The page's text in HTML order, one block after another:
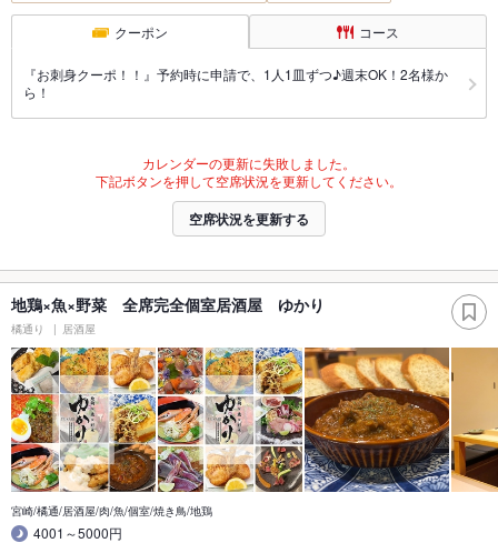
クーポン コース
『お刺身クーポ！！』予約時に申請で、1人1皿ずつ♪週末OK！2名様か
ら！
カレンダーの更新に失敗しました。
下記ボタンを押して空席状況を更新してください。
空席状況を更新する
地鶏×魚×野菜 全席完全個室居酒屋 ゆかり
橘通り 居酒屋
宮崎/橘通/居酒屋/肉/魚/個室/焼き鳥/地鶏
4001～5000円